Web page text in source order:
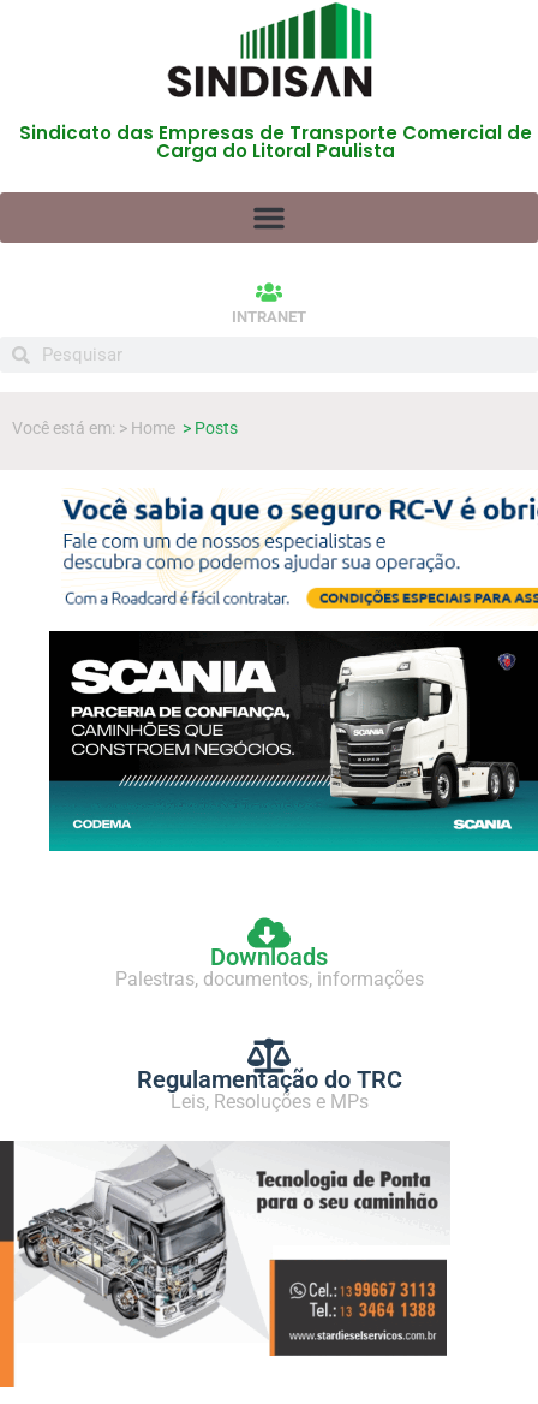
Sindicato das Empresas de Transporte Comercial de
Carga do Litoral Paulista
INTRANET
Você está em: > Home > Posts
Downloads
Palestras, documentos, informações
Regulamentação do TRC
Leis, Resoluções e MPs